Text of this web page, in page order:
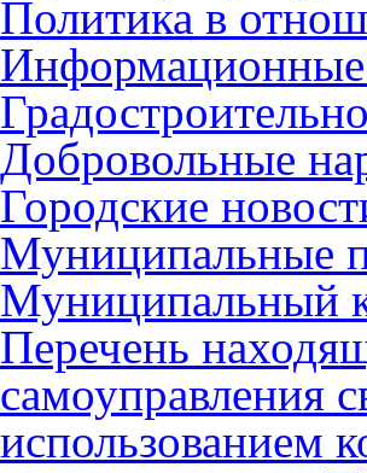
Политика в
Добровольные
Городские
Муниципальные
Муниципальный
Перечень
самоуправления
использованием